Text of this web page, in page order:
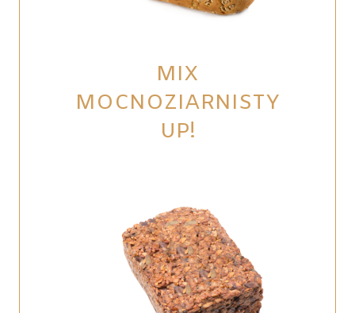
MIX
MOCNOZIARNISTY
UP!